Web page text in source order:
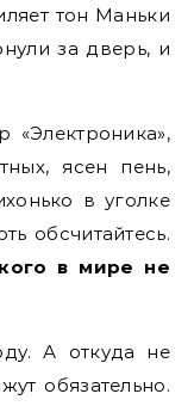
тон Маньки
за дверь, и
«Электроника»,
ясен пень,
в уголке
обсчитайтесь.
в мире не
А откуда не
обязательно.